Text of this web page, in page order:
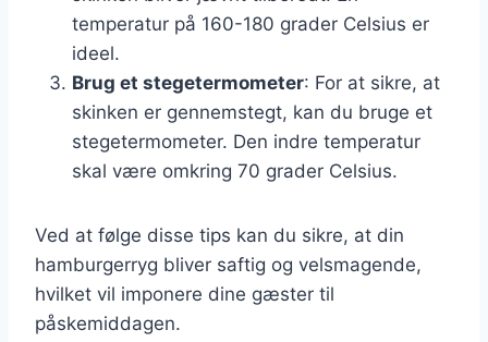
temperatur på 160-180 grader Celsius er
ideel.
Brug et stegetermometer: For at sikre, at
skinken er gennemstegt, kan du bruge et
stegetermometer. Den indre temperatur
skal være omkring 70 grader Celsius.
Ved at følge disse tips kan du sikre, at din
hamburgerryg bliver saftig og velsmagende,
hvilket vil imponere dine gæster til
påskemiddagen.